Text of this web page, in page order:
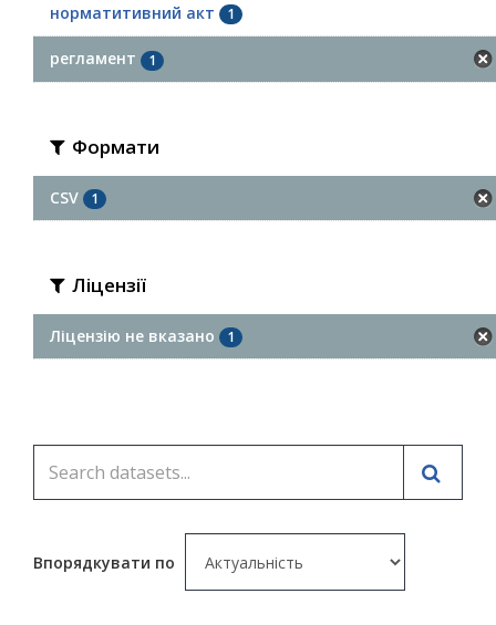
норматитивний акт 1
регламент 1
Формати
CSV 1
Ліцензії
Ліцензію не вказано 1
Впорядкувати по